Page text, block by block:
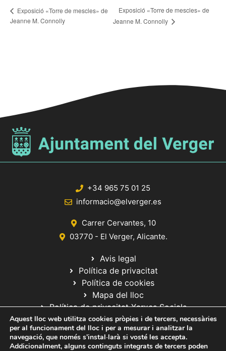
Exposició «Torre de mescles» de
Jeanne M. Connolly
Exposició «Torre de mescles» de
Jeanne M. Connolly
+34 965 75 01 25
informacio@elverger.es
Carrer Cervantes, 10
03770 - El Verger, Alicante.
Avis legal
Política de privacitat
Política de cookies
Mapa del lloc
Política de privacitat Xarxes Socials
Aquest lloc web utilitza cookies pròpies i de tercers, necessàries
per al funcionament del lloc i per a mesurar i analitzar la
navegació, que només s'instal·larà si vosté les accepta.
Addicionalment, alguns continguts integrats de tercers poden